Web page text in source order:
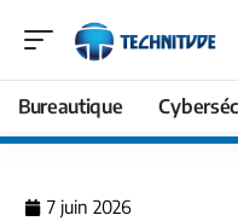
Bureautique
7 juin 2026